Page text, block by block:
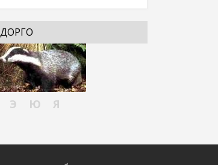
ДОРГО
Э Ю Я